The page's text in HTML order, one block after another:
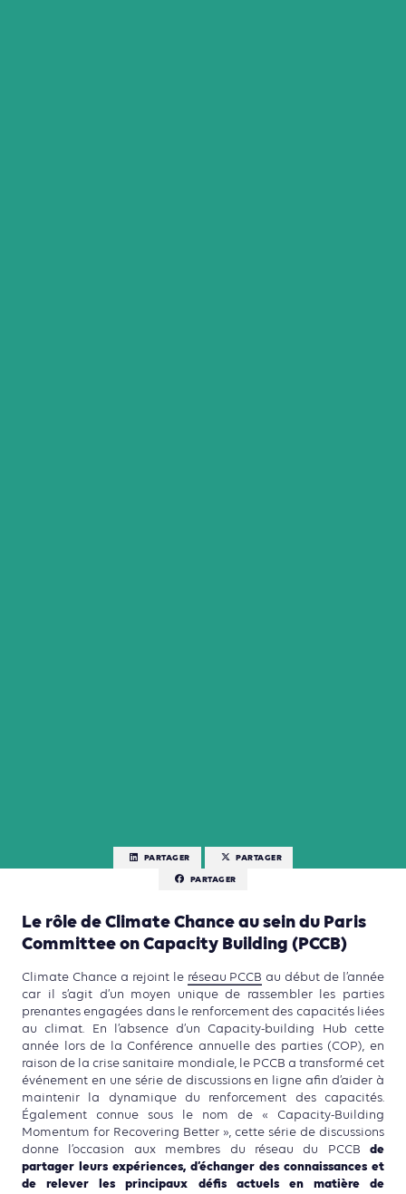
PARTAGER
PARTAGER
PARTAGER
Le rôle de Climate Chance au sein du Paris
Committee on Capacity Building (PCCB)
Climate Chance a rejoint le réseau PCCB au début de l’année
car il s’agit d’un moyen unique de rassembler les parties
prenantes engagées dans le renforcement des capacités liées
au climat. En l’absence d’un Capacity-building Hub cette
année lors de la Conférence annuelle des parties (COP), en
raison de la crise sanitaire mondiale, le PCCB a transformé cet
événement en une série de discussions en ligne afin d’aider à
maintenir la dynamique du renforcement des capacités.
Également connue sous le nom de « Capacity-Building
Momentum for Recovering Better », cette série de discussions
donne l’occasion aux membres du réseau du PCCB de
partager leurs expériences, d’échanger des connaissances et
de relever les principaux défis actuels en matière de